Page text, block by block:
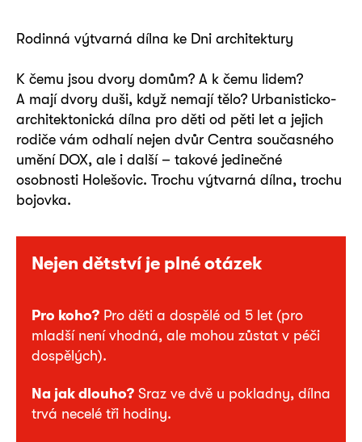
Nejen dětství je plné otázek
Pro koho? Pro děti a dospělé od 5 let (pro
mladší není vhodná, ale mohou zůstat v péči
dospělých).
Na jak dlouho? Sraz ve dvě u pokladny, dílna
trvá necelé tři hodiny.
Rodinná výtvarná dílna ke Dni architektury
K čemu jsou dvory domům? A k čemu lidem?
A mají dvory duši, když nemají tělo? Urbanisticko-
architektonická dílna pro děti od pěti let a jejich
rodiče vám odhalí nejen dvůr Centra současného
umění DOX, ale i další – takové jedinečné
osobnosti Holešovic. Trochu výtvarná dílna, trochu
bojovka.